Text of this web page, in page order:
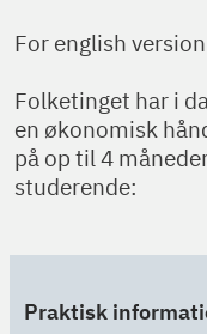
For english
Folketinget har i
en økonomisk
på op til 4
studerende:
Praktisk